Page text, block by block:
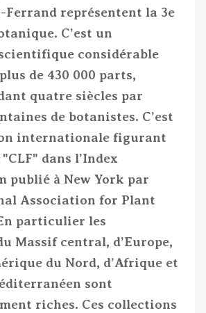
Ferrand représentent la 3e
C’est un
considérable
de 430 000 parts,
quatre siècles par
de botanistes. C’est
internationale figurant
dans l’Index
publié à New York par
Association for Plant
particulier les
Massif central, d’Europe,
du Nord, d’Afrique et
sont
riches. Ces collections